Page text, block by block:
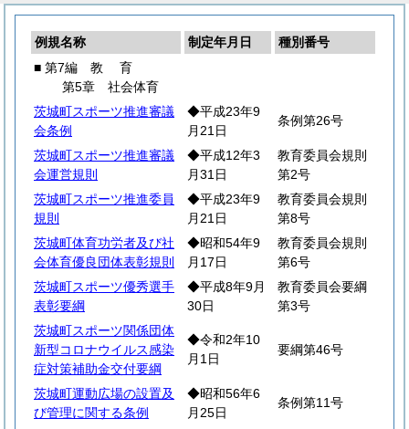
例規名称 制定年月日
種別番号
■ 第7編 教 育
第5章 社会体育
茨城町スポーツ推進審議
会条例
◆平成23年9
月21日
条例第26号
茨城町スポーツ推進審議
会運営規則
◆平成12年3
月31日
教育委員会規則
第2号
茨城町スポーツ推進委員
規則
◆平成23年9
月21日
教育委員会規則
第8号
茨城町体育功労者及び社
会体育優良団体表彰規則
◆昭和54年9
月17日
教育委員会規則
第6号
茨城町スポーツ優秀選手
表彰要綱
◆平成8年9月
30日
教育委員会要綱
第3号
茨城町スポーツ関係団体
新型コロナウイルス感染
症対策補助金交付要綱
◆令和2年10
月1日
要綱第46号
茨城町運動広場の設置及
び管理に関する条例
◆昭和56年6
月25日
条例第11号